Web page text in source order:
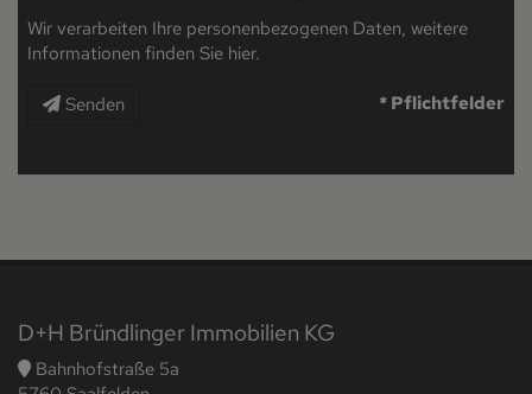
Wir verarbeiten Ihre personenbezogenen Daten, weitere
Informationen finden Sie hier.
Senden * Pflichtfelder
D+H Bründlinger Immobilien KG
Bahnhofstraße 5a